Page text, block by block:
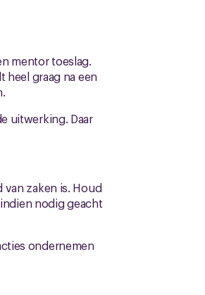
mentor toeslag.
heel graag na een
uitwerking. Daar
zaken is. Houd
nodig geacht
ondernemen